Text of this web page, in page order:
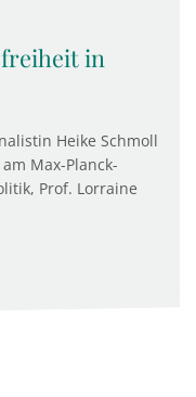
in
Heike Schmoll
Max-Planck-
Prof. Lorraine